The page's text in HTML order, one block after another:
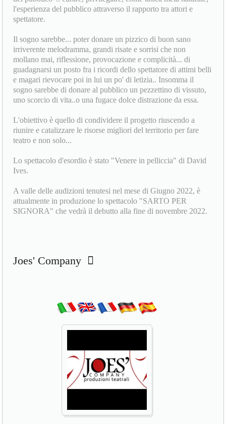
Accettare, accogliere il ruolo e la responsabilità di "servitori
del pubblico".. curare, privilegiare, come unica meta naturale,
l'esperienza del pubblico attraverso il rapporto tra attori e
spettatore.
Il sogno sarebbe... poter donare un pizzico di buon sano
irriverente melodramma, grandi risate e sorrisi che non
mollano mai, riflessione, provocazione e complicità... di
guadagnarsi un posto fra i ricordi dello spettatore di attimi belli
e magari rievocare poi in lui un po' di letizia.. Insomma il
sogno sarebbe di donare al pubblico un pezzettino di vissuto,
uno scorcio di vita..o una fugace dolce distrazione da essa.
riunire e catalizzare le risorse migliori del territorio per fare
teatro e non solo...
Lo spettacolo d'esordio è stato "Venere in pelliccia" di David
Ives.